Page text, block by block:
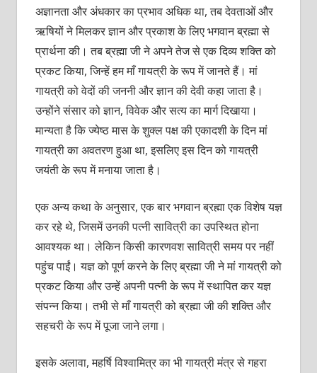
अज्ञानता और अंधकार का प्रभाव अधिक था, तब देवताओं और
ऋषियों ने मिलकर ज्ञान और प्रकाश के लिए भगवान ब्रह्मा से
प्रार्थना की। तब ब्रह्मा जी ने अपने तेज से एक दिव्य शक्ति को
प्रकट किया, जिन्हें हम माँ गायत्री के रूप में जानते हैं। मां
गायत्री को वेदों की जननी और ज्ञान की देवी कहा जाता है।
उन्होंने संसार को ज्ञान, विवेक और सत्य का मार्ग दिखाया।
मान्यता है कि ज्येष्ठ मास के शुक्ल पक्ष की एकादशी के दिन मां
गायत्री का अवतरण हुआ था, इसलिए इस दिन को गायत्री
जयंती के रूप में मनाया जाता है।
एक अन्य कथा के अनुसार, एक बार भगवान ब्रह्मा एक विशेष यज्ञ
कर रहे थे, जिसमें उनकी पत्नी सावित्री का उपस्थित होना
आवश्यक था। लेकिन किसी कारणवश सावित्री समय पर नहीं
पहुंच पाईं। यज्ञ को पूर्ण करने के लिए ब्रह्मा जी ने मां गायत्री को
प्रकट किया और उन्हें अपनी पत्नी के रूप में स्थापित कर यज्ञ
संपन्न किया। तभी से माँ गायत्री को ब्रह्मा जी की शक्ति और
सहचरी के रूप में पूजा जाने लगा।
इसके अलावा, महर्षि विश्वामित्र का भी गायत्री मंत्र से गहरा